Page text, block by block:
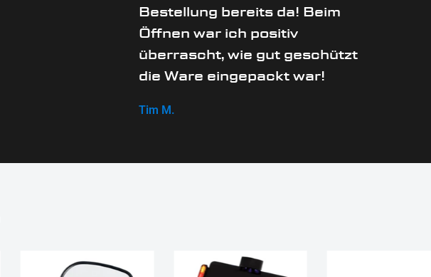
Bestellung bereits da! Beim
Öffnen war ich positiv
überrascht, wie gut geschützt
die Ware eingepackt war!
Tim M.